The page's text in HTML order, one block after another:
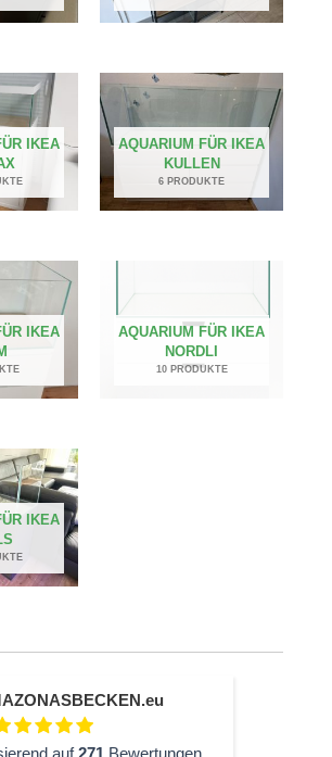
IKEA
AQUARIUM FÜR IKEA
KULLEN
6 PRODUKTE
IKEA
AQUARIUM FÜR IKEA
NORDLI
10 PRODUKTE
IKEA
auf271 Bewertungen